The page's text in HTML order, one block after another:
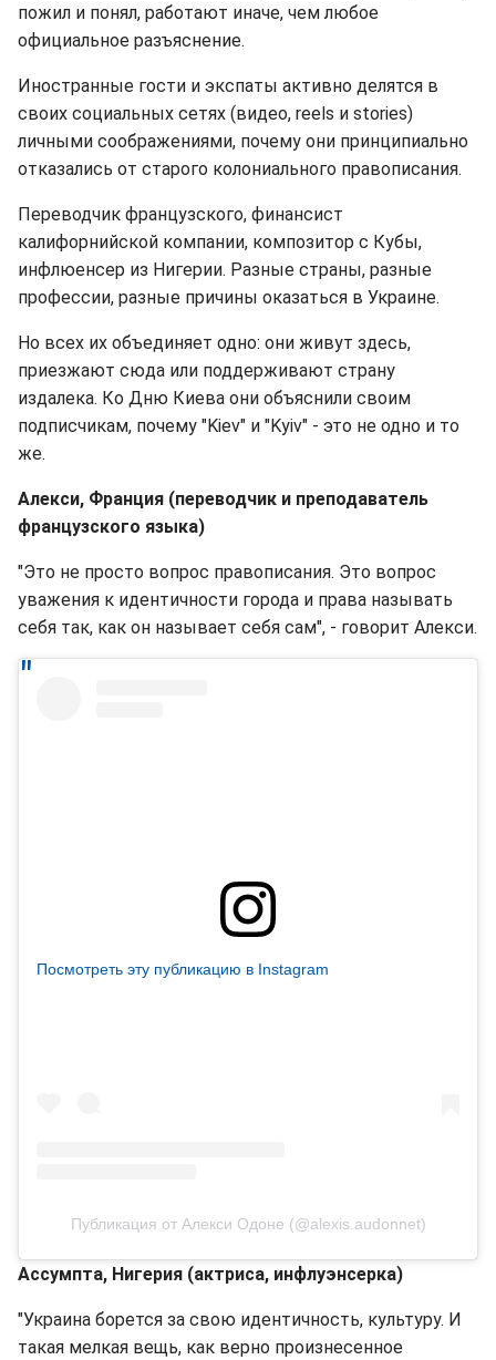
пожил и понял, работают иначе, чем любое
официальное разъяснение.
Иностранные гости и экспаты активно делятся в
своих социальных сетях (видео, reels и stories)
личными соображениями, почему они принципиально
отказались от старого колониального правописания.
Переводчик французского, финансист
калифорнийской компании, композитор с Кубы,
инфлюенсер из Нигерии. Разные страны, разные
профессии, разные причины оказаться в Украине.
Но всех их объединяет одно: они живут здесь,
приезжают сюда или поддерживают страну
издалека. Ко Дню Киева они объяснили своим
подписчикам, почему "Kiev" и "Kyiv" - это не одно и то
же.
Алекси, Франция (переводчик и преподаватель
французского языка)
"Это не просто вопрос правописания. Это вопрос
уважения к идентичности города и права называть
себя так, как он называет себя сам", - говорит Алекси.
Посмотреть эту публикацию в Instagram
Публикация от Алекси Одоне (@alexis.audonnet)
Ассумпта, Нигерия (актриса, инфлуэнсерка)
"Украина борется за свою идентичность, культуру. И
такая мелкая вещь, как верно произнесенное